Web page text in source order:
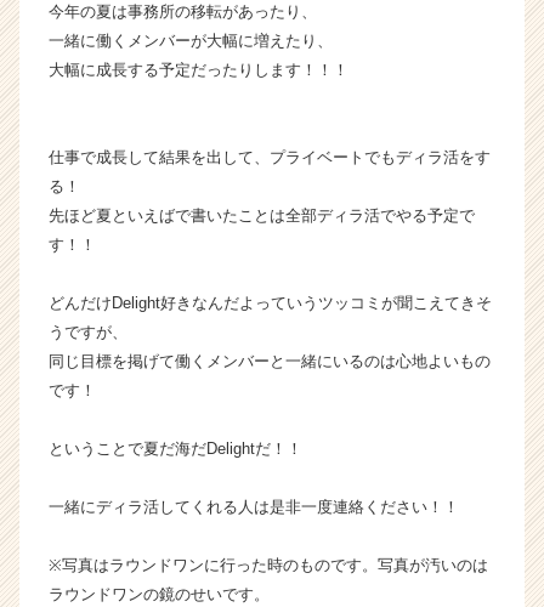
ア
キ
ャ
h
e
a
e
今年の夏は事務所の移転があったり、
一緒に働くメンバーが大幅に増えたり、
大幅に成長する予定だったりします！！！
仕事で成長して結果を出して、プライベートでもディラ活をす
る！
先ほど夏といえばで書いたことは全部ディラ活でやる予定で
す！！
どんだけDelight好きなんだよっていうツッコミが聞こえてきそ
うですが、
同じ目標を掲げて働くメンバーと一緒にいるのは心地よいもの
です！
ということで夏だ海だDelightだ！！
一緒にディラ活してくれる人は是非一度連絡ください！！
※写真はラウンドワンに行った時のものです。写真が汚いのは
ラウンドワンの鏡のせいです。